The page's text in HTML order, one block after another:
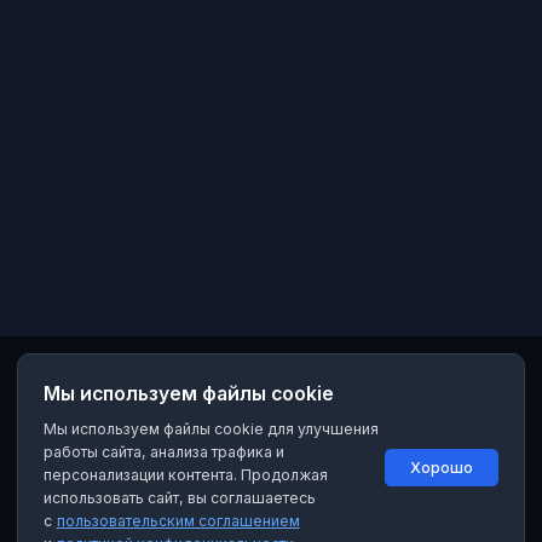
Мы используем файлы cookie
Мы используем файлы cookie для улучшения
работы сайта, анализа трафика и
персонализации контента. Продолжая
использовать сайт, вы соглашаетесь
с пользовательским соглашением
Хорошо